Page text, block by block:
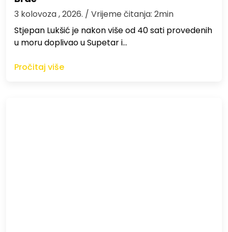
3 kolovoza , 2026. / Vrijeme čitanja: 2min
St​jepan Lukšić je nakon više od 40 sati provedenih
u moru doplivao u Supetar i…
Pročitaj više